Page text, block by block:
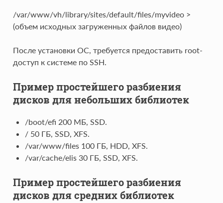
/var/www/vh/library/sites/default/files/myvideo >
(объем исходных загруженных файлов видео)
После установки ОС, требуется предоставить root-
доступ к системе по SSH.
Пример простейшего разбиения
дисков для небольших библиотек
/boot/efi 200 МБ, SSD.
/ 50 ГБ, SSD, XFS.
/var/www/files 100 ГБ, HDD, XFS.
/var/cache/elis 30 ГБ, SSD, XFS.
Пример простейшего разбиения
дисков для средних библиотек